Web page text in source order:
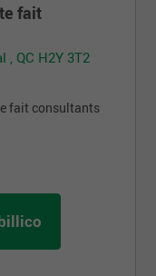
fait
, QC H2Y 3T2
fait consultants